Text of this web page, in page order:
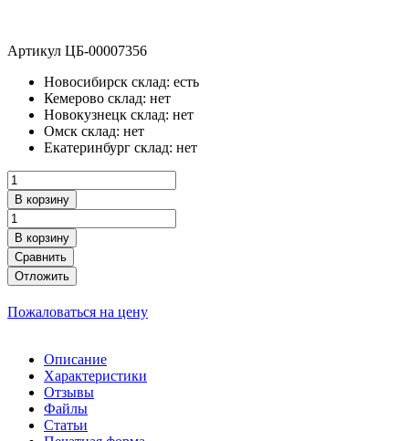
Артикул ЦБ-00007356
Новосибирск склад: есть
Кемерово склад: нет
Новокузнецк склад: нет
Омск склад: нет
Екатеринбург склад: нет
В корзину
В корзину
Сравнить
Отложить
Пожаловаться на цену
Описание
Характеристики
Отзывы
Файлы
Статьи